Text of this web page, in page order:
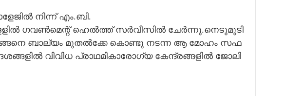
നി​ന്ന് എം​.ബി​.
ഗ​വ​ൺ​മെ​ന്റ് ഹെ​ൽ​ത്ത് സ​ർ​വീസി​ൽ​ ചേ​ർ​ന്നു​.നെ​ടു​മു​ടി​
ബാ​ല്യം​ മു​ത​ൽ​ക്കേ​ കൊ​ണ്ടു​ ന​ട​ന്ന​ ആ​ മോ​ഹം​ സ​ഫ​
വി​വി​ധ​ പ്രാ​ഥ​മി​കാ​രോ​ഗ്യ​ കേ​ന്ദ്ര​ങ്ങ​ളി​ൽ​ ജോ​ലി​